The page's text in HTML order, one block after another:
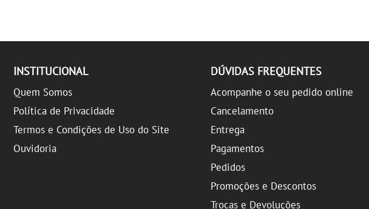
INSTITUCIONAL
Quem Somos
Política de Privacidade
Termos e Condições de Uso do Site
Ouvidoria
DÚVIDAS FREQUENTES
Acompanhe o seu pedido online
Cancelamento
Entrega
Pagamentos
Pedidos
Promoções e Descontos
Trocas e Devoluções